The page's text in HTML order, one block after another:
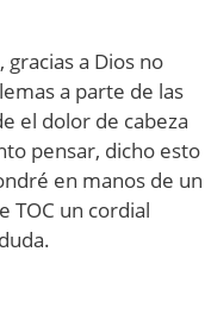
a Dios no
a parte de las
el dolor de cabeza
pensar, dicho esto
en manos de un
TOC un cordial